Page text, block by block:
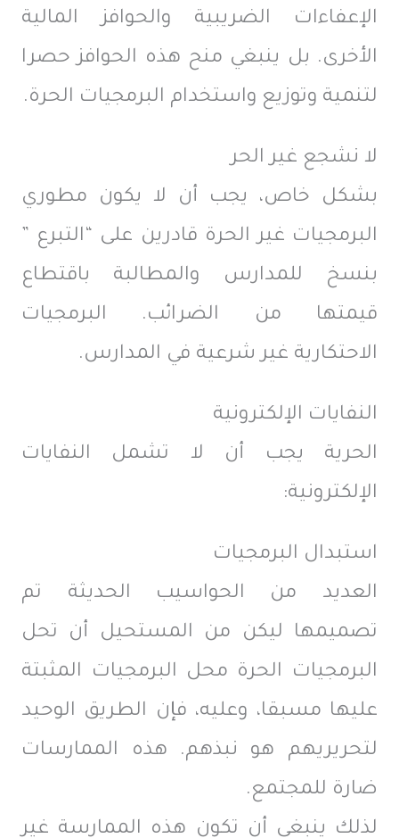
الإعفاءات الضريبية والحوافز المالية
الأخرى. بل ينبغي منح هذه الحوافز حصرا
لتنمية وتوزيع واستخدام البرمجيات الحرة.
لا نشجع غير الحر
بشكل خاص، يجب أن لا يكون مطوري
البرمجيات غير الحرة قادرين على “التبرع ”
بنسخ للمدارس والمطالبة باقتطاع
قيمتها من الضرائب. البرمجيات
الاحتكارية غير شرعية في المدارس.
النفايات الإلكترونية
الحرية يجب أن لا تشمل النفايات
الإلكترونية:
استبدال البرمجيات
العديد من الحواسيب الحديثة تم
تصميمها ليكن من المستحيل أن تحل
البرمجيات الحرة محل البرمجيات المثبتة
عليها مسبقا، وعليه، فإن الطريق الوحيد
لتحريريهم هو نبذهم. هذه الممارسات
ضارة للمجتمع.
لذلك ينبغي أن تكون هذه الممارسة غير